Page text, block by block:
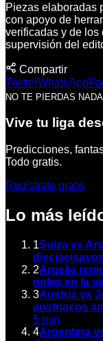
Piezas elaboradas
con apoyo de
verificadas y de los
supervisión del
Compartir
TwitterWhatsApp
NO TE PIERDAS NADA
Vive tu liga
Predicciones,
Todo gratis.
Regístrate gratis
Lo más
1Suiza vs
2Argelia
goles en la
3Austria vs
austriacos
5 min
4Argentina